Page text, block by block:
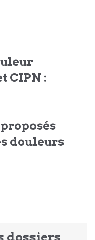
CIPN :
douleurs